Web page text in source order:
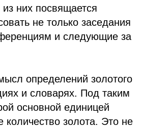
них посвящается
не только заседания
и следующие за
определений золотого
и словарях. Под таким
основной единицей
количество золота. Это не